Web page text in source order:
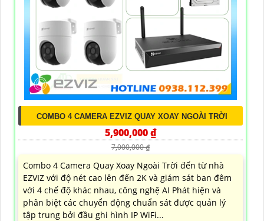
COMBO 4 CAMERA EZVIZ QUAY XOAY NGOÀI TRỜI
5,900,000 ₫
7,000,000 ₫
Combo 4 Camera Quay Xoay Ngoài Trời đến từ nhà
EZVIZ với độ nét cao lên đến 2K và giám sát ban đêm
với 4 chế độ khác nhau, công nghệ AI Phát hiện và
phân biệt các chuyển động chuẩn sát được quản lý
tập trung bởi đầu ghi hình IP WiFi...